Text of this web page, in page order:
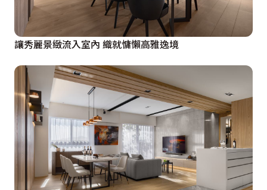
讓秀麗景緻流入室內 織就慵懶高雅逸境